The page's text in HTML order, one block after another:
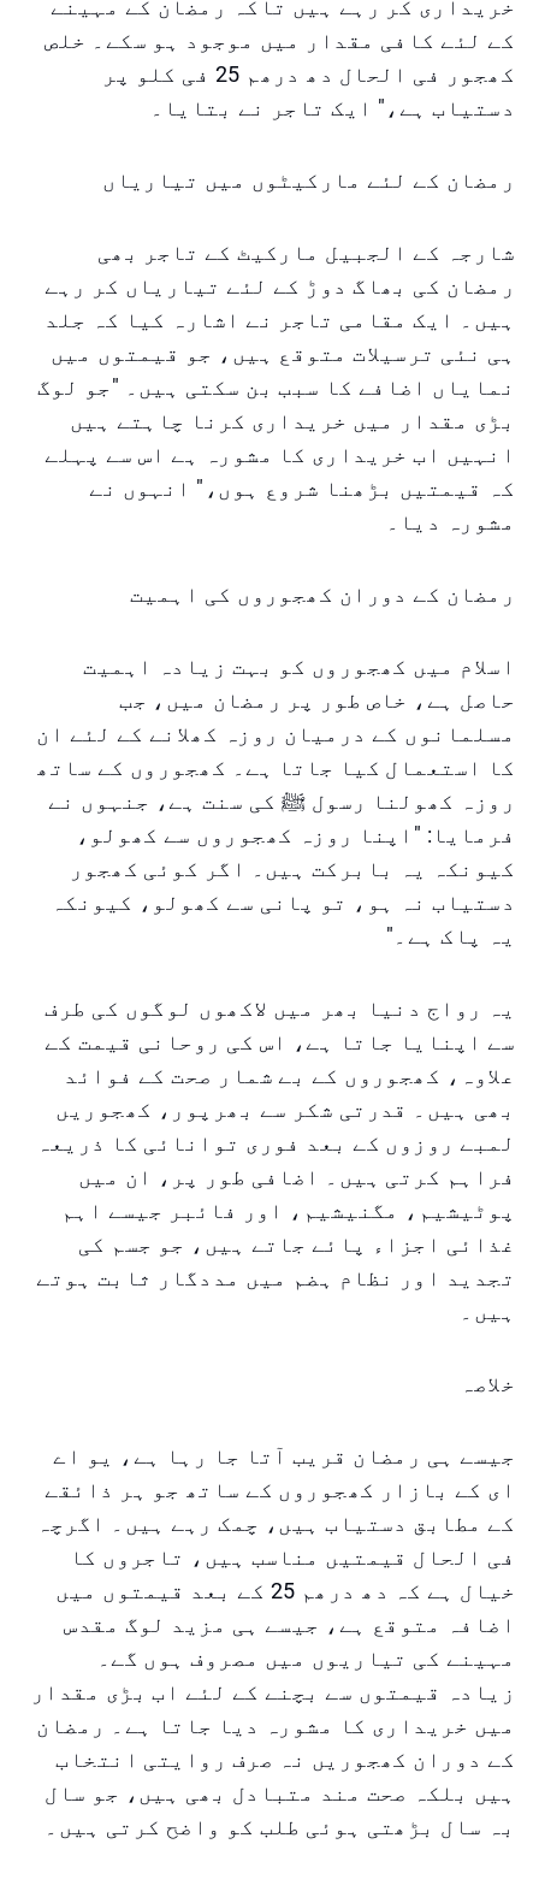
خریداری کر رہے ہیں تاکہ رمضان کے مہینے
کے لئے کافی مقدار میں موجود ہو سکے۔ خلص
کھجور فی الحال دھ درھم 25 فی کلو پر
دستیاب ہے،" ایک تاجر نے بتایا۔
رمضان کے لئے مارکیٹوں میں تیاریاں
شارجہ کے الجبیل مارکیٹ کے تاجر بھی
رمضان کی بھاگ دوڑ کے لئے تیاریاں کر رہے
ہیں۔ ایک مقامی تاجر نے اشارہ کیا کہ جلد
ہی نئی ترسیلات متوقع ہیں، جو قیمتوں میں
نمایاں اضافے کا سبب بن سکتی ہیں۔ "جو لوگ
بڑی مقدار میں خریداری کرنا چاہتے ہیں
انہیں اب خریداری کا مشورہ ہے اس سے پہلے
کہ قیمتیں بڑھنا شروع ہوں،" انہوں نے
مشورہ دیا۔
رمضان کے دوران کھجوروں کی اہمیت
اسلام میں کھجوروں کو بہت زیادہ اہمیت
حاصل ہے، خاص طور پر رمضان میں، جب
مسلمانوں کے درمیان روزہ کھلانے کے لئے ان
کا استعمال کیا جاتا ہے۔ کھجوروں کے ساتھ
روزہ کھولنا رسول ﷺ کی سنت ہے، جنہوں نے
فرمایا: "اپنا روزہ کھجوروں سے کھولو،
کیونکہ یہ بابرکت ہیں۔ اگر کوئی کھجور
دستیاب نہ ہو، تو پانی سے کھولو، کیونکہ
یہ پاک ہے۔"
یہ رواج دنیا بھر میں لاکھوں لوگوں کی طرف
سے اپنایا جاتا ہے، اس کی روحانی قیمت کے
علاوہ، کھجوروں کے بے شمار صحت کے فوائد
بھی ہیں۔ قدرتی شکر سے بھرپور، کھجوریں
لمبے روزوں کے بعد فوری توانائی کا ذریعہ
فراہم کرتی ہیں۔ اضافی طور پر، ان میں
پوٹیشیم، مگنیشیم، اور فائبر جیسے اہم
غذائی اجزاء پائے جاتے ہیں، جو جسم کی
تجدید اور نظام ہضم میں مددگار ثابت ہوتے
ہیں۔
خلاصہ
جیسے ہی رمضان قریب آتا جا رہا ہے، یو اے
ای کے بازار کھجوروں کے ساتھ جو ہر ذائقے
کے مطابق دستیاب ہیں، چمک رہے ہیں۔ اگرچہ
فی الحال قیمتیں مناسب ہیں، تاجروں کا
خیال ہے کہ دھ درھم 25 کے بعد قیمتوں میں
اضافہ متوقع ہے، جیسے ہی مزید لوگ مقدس
مہینے کی تیاریوں میں مصروف ہوں گے۔
زیادہ قیمتوں سے بچنے کے لئے اب بڑی مقدار
میں خریداری کا مشورہ دیا جاتا ہے۔ رمضان
کے دوران کھجوریں نہ صرف روایتی انتخاب
ہیں بلکہ صحت مند متبادل بھی ہیں، جو سال
بہ سال بڑھتی ہوئی طلب کو واضح کرتی ہیں۔